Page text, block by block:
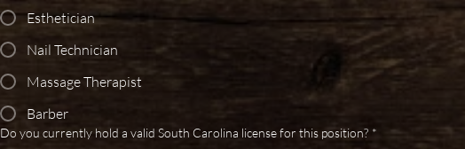
Esthetician
Nail Technician
Massage Therapist
Barber
Do you currently hold a valid South Carolina license for this position? *